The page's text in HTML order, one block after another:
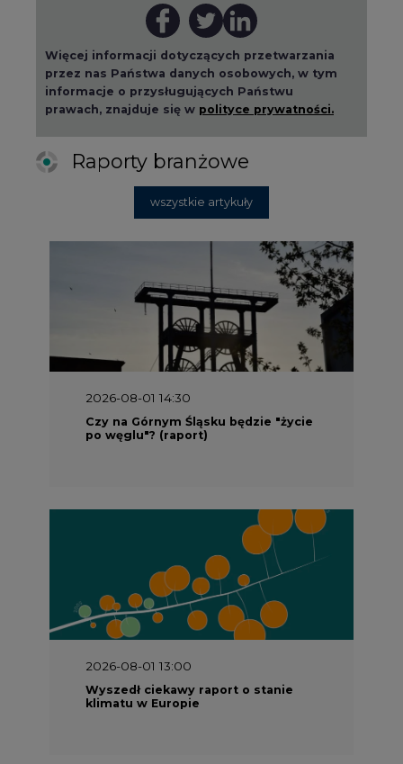
Więcej informacji dotyczących przetwarzania
przez nas Państwa danych osobowych, w tym
informacje o przysługujących Państwu
prawach, znajduje się w polityce prywatności.
Raporty branżowe
wszystkie artykuły
2026-08-01 14:30
Czy na Górnym Śląsku będzie "życie
po węglu"? (raport)
2026-08-01 13:00
Wyszedł ciekawy raport o stanie
klimatu w Europie